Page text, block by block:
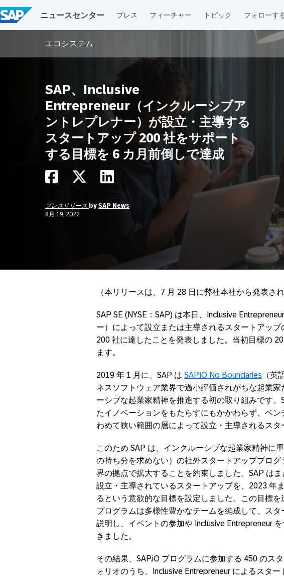
ン
テ
ン
エコシステム
SAP、Inclusive
Entrepreneur（インクルーシブア
ントレプレナー）が設立・主導する
スタートアップ 200 社をサポート
する目標を 6 カ月前倒しで達成
プレスリリース by SAP News
8月 19, 2022
（本リリースは、7 月 28 日に弊社本社から発表さ
SAP SE (NYSE：SAP) は本日、Inclusive
ー）によって設立または主導されるスタートアッ
200 社に達したことを発表しました。当初目標の
ます。
2019 年 1 月に、SAP は SAP.iO No Boundaries （英
ネスソフトウェア業界で過小評価されがちな起業
ーシブな起業家精神を推進する初の取り組みです
たイノベーションをもたらすにもかかわらず、ベ
わめて狭い範囲の層によって設立・主導されるスタ
このため SAP は、インクルーシブな起業家精神に
の持ち分を求めない）の社外スタートアッププログ
界の拠点で拡大することを約束しました。SAP は
設立・主導されているスタートアップを、2023 年
るという意欲的な目標を設定しました。この目標を
プログラムは多様性豊かなチームを編成して、ス
説明し、イベントの参加や Inclusive Entrepreneur
きました。
その結果、SAP.iO プログラムに参加する 450 のス
ォリオのうち、Inclusive Entrepreneur によるスタ